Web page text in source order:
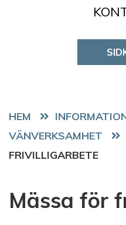
HEM
VÄNVERKSAMHET
FRIVILLIGARBETE
Mässa för